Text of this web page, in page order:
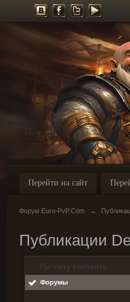
Перейти на сайт
Форум Euro-PvP.Com →
Публикации
По типу контента
Форумы